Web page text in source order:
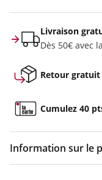
Livraison
Dès 50€ avec
Retour gratuit
Cumulez 40
Information sur le